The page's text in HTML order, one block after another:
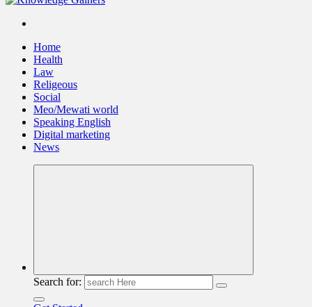
Read & Spread
Home
Health
Law
Religeous
Social
Meo/Mewati world
Speaking English
Digital marketing
News
Search for: